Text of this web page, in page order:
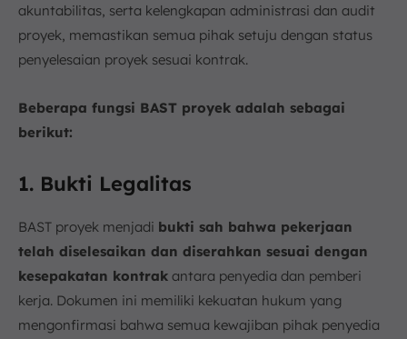
akuntabilitas, serta kelengkapan administrasi dan audit
proyek, memastikan semua pihak setuju dengan status
penyelesaian proyek sesuai kontrak.
Beberapa fungsi BAST proyek adalah sebagai
berikut:
1. Bukti Legalitas
BAST proyek menjadi bukti sah bahwa pekerjaan
telah diselesaikan dan diserahkan sesuai dengan
kesepakatan kontrak antara penyedia dan pemberi
kerja. Dokumen ini memiliki kekuatan hukum yang
mengonfirmasi bahwa semua kewajiban pihak penyedia